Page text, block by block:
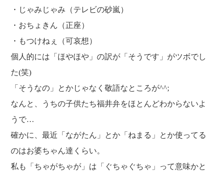
・じゃみじゃみ（テレビの砂嵐）
・おちょきん（正座）
・もつけねぇ（可哀想）
個人的には「ほやほや」の訳が「そうです」がツボでし
た(笑)
「そうなの」とかじゃなく敬語なところが^^;
なんと、うちの子供たち福井弁をほとんどわからないよ
うで…
確かに、最近「ながたん」とか「ねまる」とか使ってる
のはお婆ちゃん達くらい。
私も「ちゃがちゃが」は「ぐちゃぐちゃ」って意味かと